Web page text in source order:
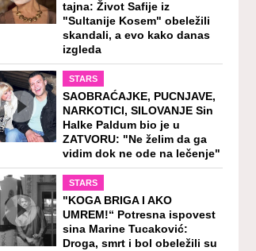
tajna: Život Safije iz
"Sultanije Kosem" obeležili
skandali, a evo kako danas
izgleda
STARS
SAOBRAĆAJKE, PUCNJAVE,
NARKOTICI, SILOVANJE Sin
Halke Paldum bio je u
ZATVORU: "Ne želim da ga
vidim dok ne ode na lečenje"
STARS
"KOGA BRIGA I AKO
UMREM!“ Potresna ispovest
sina Marine Tucaković:
Droga, smrt i bol obeležili su